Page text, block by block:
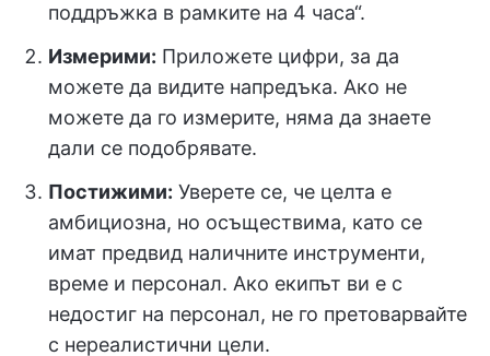
поддръжка в рамките на 4 часа“.
Измерими: Приложете цифри, за да
можете да видите напредъка. Ако не
можете да го измерите, няма да знаете
дали се подобрявате.
Постижими: Уверете се, че целта е
амбициозна, но осъществима, като се
имат предвид наличните инструменти,
време и персонал. Ако екипът ви е с
недостиг на персонал, не го претоварвайте
с нереалистични цели.